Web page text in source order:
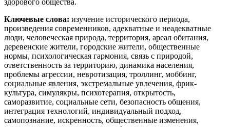
здорового общества.
Ключевые слова: изучение исторического периода,
произведения современников, адекватные и неадекватные
люди, человеческая природа, территория, ареал обитания,
деревенские жители, городские жители, общественные
нормы, психологическая гармония, связь с природой,
ответственность за территорию, динамика населения,
проблемы агрессии, невротизация, троллинг, моббинг,
социальные явления, экстремальные увлечения, фрик-
культура, симулякры, психотерапия, открытость,
саморазвитие, социальные сети, безопасность общения,
интеграция технологий, индивидуальный подход,
самопознание, искренность, общественные изменения,